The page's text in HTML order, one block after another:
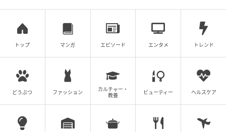
育、健康、ライフハックへと関心の幅を広げている。
「趣味を仕事に！」をモットーとする自称「脱力系ラ
イター」。釣り、温泉、グルメ、そして海を眺めてぼ
ーっと過ごす時間を愛する旅人でもある。長年、酒と
旅と釣りを友としてきたが、現在は期間限定で禁酒
中。新商品から旅、ファッション、グルメまで、自身
のアンテナに触れたトピックを独自の視点で発信して
いる。
トップ マンガ エピソード エンタメ トレンド
どうぶつ ファッション
カルチャー・
教養
ビューティー ヘルスケア